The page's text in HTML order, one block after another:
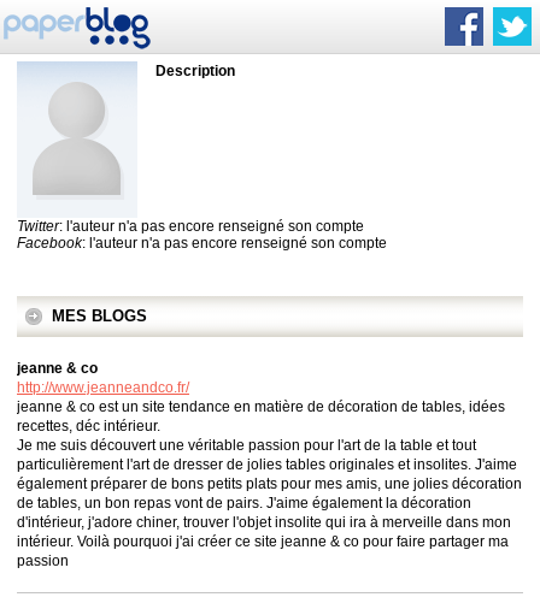
Description
Twitter: l'auteur n'a pas encore renseigné son compte
Facebook: l'auteur n'a pas encore renseigné son compte
MES BLOGS
jeanne & co
http://www.jeanneandco.fr/
jeanne & co est un site tendance en matière de décoration de tables, idées
recettes, déc intérieur.
Je me suis découvert une véritable passion pour l'art de la table et tout
particulièrement l'art de dresser de jolies tables originales et insolites. J'aime
également préparer de bons petits plats pour mes amis, une jolies décoration
de tables, un bon repas vont de pairs. J'aime également la décoration
d'intérieur, j'adore chiner, trouver l'objet insolite qui ira à merveille dans mon
intérieur. Voilà pourquoi j'ai créer ce site jeanne & co pour faire partager ma
passion